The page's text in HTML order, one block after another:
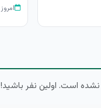
امروز
است. اولین نفر باشید!